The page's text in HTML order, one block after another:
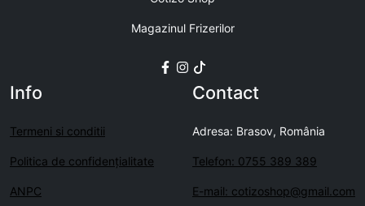
Magazinul Frizerilor
Info
Termeni si conditii
Politica de confidenţialitate
ANPC
Contact
Adresa: Brasov, România
Telefon: 0755 389 389
E-mail: cotizoshop@gmail.com